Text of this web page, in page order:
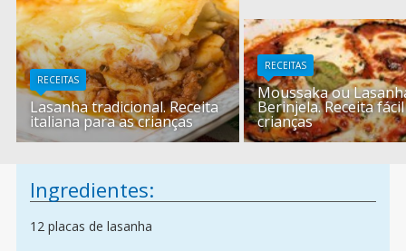
RECEITAS
Lasanha tradicional. Receita
italiana para as crianças
RECEITAS
Moussaka ou
Berinjela. Receita
crianças
Ingredientes:
12 placas de lasanha